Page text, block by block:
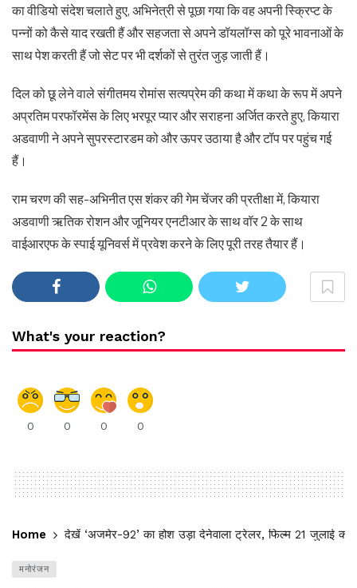
का वीडियो संदेश चलाते हुए, अभिनेत्री से पूछा गया कि वह अपनी स्क्रिप्ट के
पन्नों को कैसे याद रखती हैं और सहजता से अपने डॉयलॉग्स को पूरे भावनाओं के
साथ पेश करती हैं जो सेट पर भी दर्शकों से तुरंत जुड़ जाती हैं।
दिल को छू लेने वाले संगीतमय रोमांस सत्यप्रेम की कथा में कथा के रूप में अपने
अप्रतिम परफॉरमेंस के लिए भरपूर प्यार और सराहना अर्जित करते हुए, कियारा
अडवाणी ने अपने सुपरस्टारडम को और ऊपर उठाया है और टॉप पर पहुंच गई
हैं।
राम चरण की सह-अभिनीत एस शंकर की गेम चेंजर की प्रतीक्षा में, कियारा
अडवाणी ऋतिक रोशन और जूनियर एनटीआर के साथ वॉर 2 के साथ
वाईआरएफ के स्पाई यूनिवर्स में प्रवेश करने के लिए पूरी तरह तैयार हैं।
What's your reaction?
0 0 0 0
Home देखें ‘अजमेर-92’ का होश उड़ा देनेवाला ट्रेलर, फिल्म 21 जुलाई को
मनोरंजन